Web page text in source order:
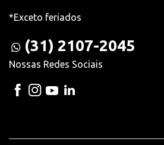
*Exceto feriados
(31) 2107-2045
Nossas Redes Sociais